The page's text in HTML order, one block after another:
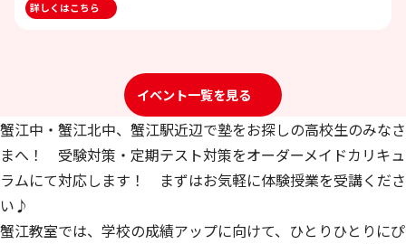
詳しくはこちら
イベント一覧を見る
蟹江中・蟹江北中、蟹江駅近辺で塾をお探しの高校生のみなさ
まへ！ 受験対策・定期テスト対策をオーダーメイドカリキュ
ラムにて対応します！ まずはお気軽に体験授業を受講くださ
い♪
蟹江教室では、学校の成績アップに向けて、ひとりひとりにぴ